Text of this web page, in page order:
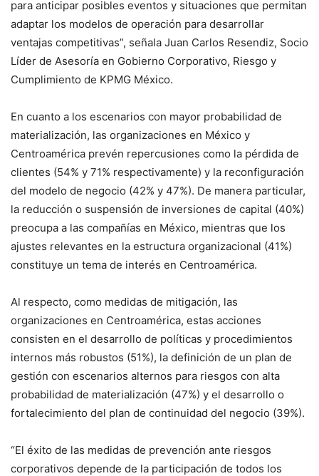
para anticipar posibles eventos y situaciones que permitan
adaptar los modelos de operación para desarrollar
ventajas competitivas”, señala Juan Carlos Resendiz, Socio
Líder de Asesoría en Gobierno Corporativo, Riesgo y
Cumplimiento de KPMG México.
En cuanto a los escenarios con mayor probabilidad de
materialización, las organizaciones en México y
Centroamérica prevén repercusiones como la pérdida de
clientes (54% y 71% respectivamente) y la reconfiguración
del modelo de negocio (42% y 47%). De manera particular,
la reducción o suspensión de inversiones de capital (40%)
preocupa a las compañías en México, mientras que los
ajustes relevantes en la estructura organizacional (41%)
constituye un tema de interés en Centroamérica.
Al respecto, como medidas de mitigación, las
organizaciones en Centroamérica, estas acciones
consisten en el desarrollo de políticas y procedimientos
internos más robustos (51%), la definición de un plan de
gestión con escenarios alternos para riesgos con alta
probabilidad de materialización (47%) y el desarrollo o
fortalecimiento del plan de continuidad del negocio (39%).
“El éxito de las medidas de prevención ante riesgos
corporativos depende de la participación de todos los